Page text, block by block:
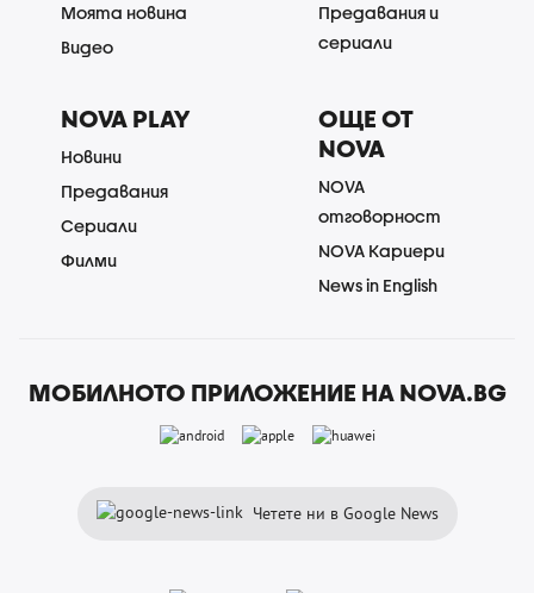
Моята новина
Видео
Предавания и
сериали
NOVA PLAY
Новини
Предавания
Сериали
Филми
ОЩЕ ОТ
NOVA
NOVA
отговорност
NOVA Кариери
News in English
МОБИЛНОТО ПРИЛОЖЕНИЕ НА NOVA.BG
Четете ни в Google News